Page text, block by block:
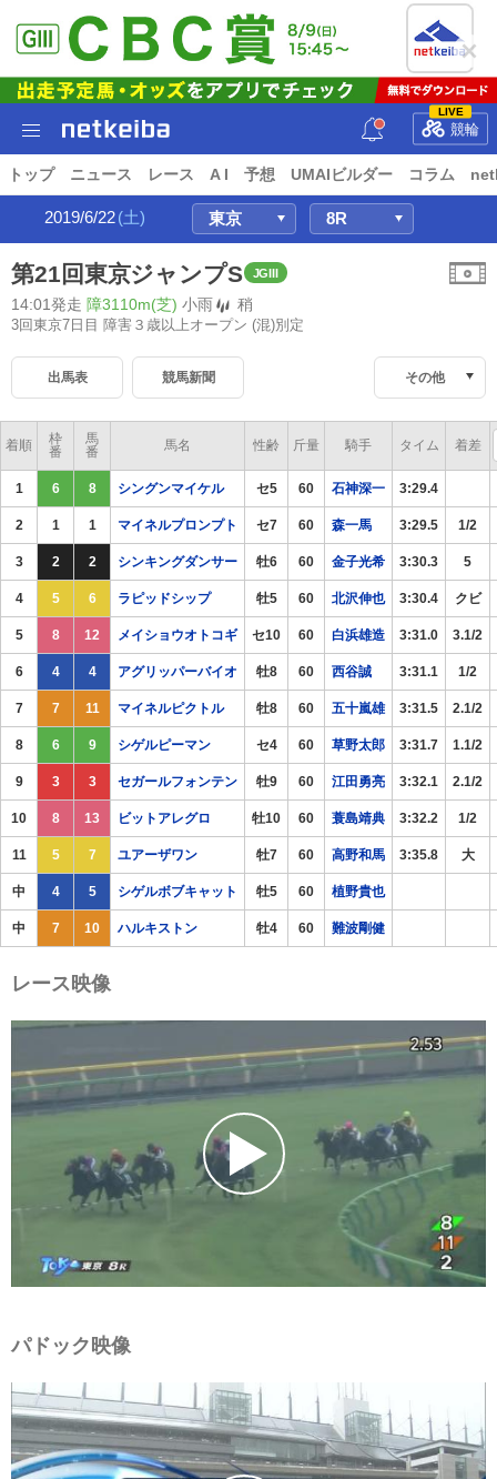
LIVE
競輪
トップ ニュース レース A I 予想 UMAIビルダー コラム
2019/6/22(土)
第21回東京ジャンプS JGIII
14:01発走 障3110m(芝) 小雨 稍
3回東京7日目 障害３歳以上オープン (混)別定
出馬表 競馬新聞 その他
着順
枠
番
馬
番
馬名 性齢 斤量 騎手 タイム 着差
1 6 8 シングンマイケル セ5 60 石神深一 3:29.4
2 1 1 マイネルプロンプト セ7 60 森一馬 3:29.5 1/2
3 2 2 シンキングダンサー 牡6 60 金子光希 3:30.3 5
4 5 6 ラピッドシップ 牡5 60 北沢伸也 3:30.4 クビ
5 8 12 メイショウオトコギ セ10 60 白浜雄造 3:31.0 3.1/2
6 4 4 アグリッパーバイオ 牡8 60 西谷誠 3:31.1 1/2
7 7 11 マイネルピクトル 牡8 60 五十嵐雄 3:31.5 2.1/2
8 6 9 シゲルピーマン セ4 60 草野太郎 3:31.7 1.1/2
9 3 3 セガールフォンテン 牡9 60 江田勇亮 3:32.1 2.1/2
10 8 13 ビットアレグロ 牡10 60 蓑島靖典 3:32.2 1/2
11 5 7 ユアーザワン 牡7 60 高野和馬 3:35.8 大
中 4 5 シゲルボブキャット 牡5 60 植野貴也
中 7 10 ハルキストン 牡4 60 難波剛健
レース映像
パドック映像